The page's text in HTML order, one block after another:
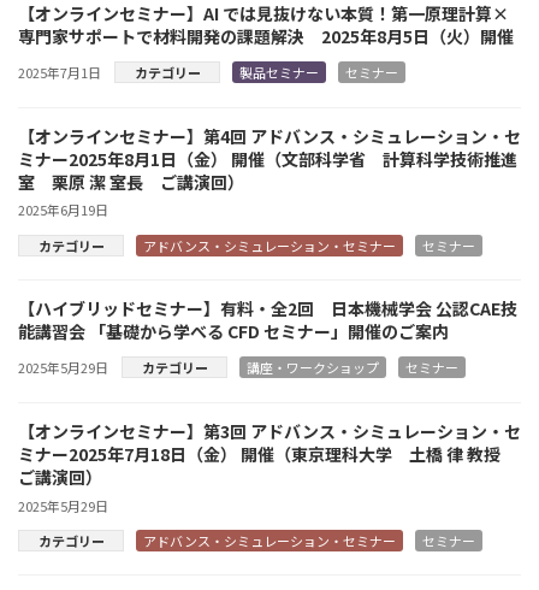
【オンラインセミナー】AI では見抜けない本質！第一原理計算×
専門家サポートで材料開発の課題解決 2025年8月5日（火）開催
2025年7月1日 カテゴリー 製品セミナー セミナー
【オンラインセミナー】第4回 アドバンス・シミュレーション・セ
ミナー2025年8月1日（金） 開催（文部科学省 計算科学技術推進
室 栗原 潔 室長 ご講演回）
2025年6月19日
カテゴリー
アドバンス・シミュレーション・セミナー セミナー
【ハイブリッドセミナー】有料・全2回 日本機械学会 公認CAE技
能講習会 「基礎から学べる CFD セミナー」開催のご案内
2025年5月29日 カテゴリー 講座・ワークショップ セミナー
【オンラインセミナー】第3回 アドバンス・シミュレーション・セ
ミナー2025年7月18日（金） 開催（東京理科大学 土橋 律 教授
ご講演回）
2025年5月29日
カテゴリー
アドバンス・シミュレーション・セミナー セミナー